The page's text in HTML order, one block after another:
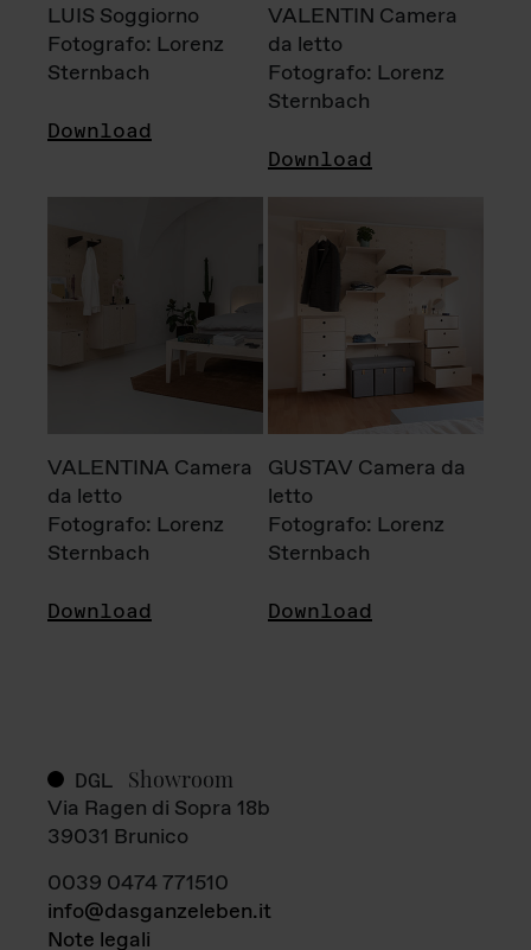
LUIS Soggiorno
Fotografo: Lorenz
Sternbach
Download
VALENTIN Camera
da letto
Fotografo: Lorenz
Sternbach
Download
VALENTINA Camera
da letto
Fotografo: Lorenz
Sternbach
Download
GUSTAV Camera da
letto
Fotografo: Lorenz
Sternbach
Download
DGL Showroom
Via Ragen di Sopra 18b
39031 Brunico
0039 0474 771510
info@dasganzeleben.it
Note legali